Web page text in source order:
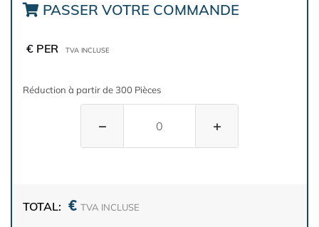
PASSER VOTRE COMMANDE
€ PER TVA INCLUSE
Réduction à partir de 300 Pièces
− +
TOTAL: € TVA INCLUSE